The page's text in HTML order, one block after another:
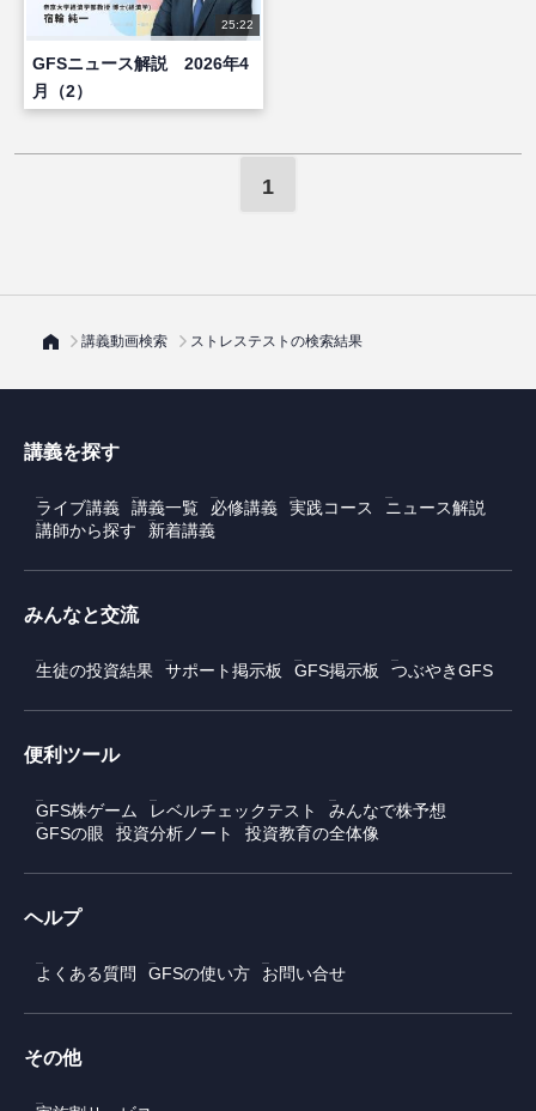
25:22
GFSニュース解説 2026年4
月（2）
1
講義動画検索 ストレステストの検索結果
講義を探す
ライブ講義 講義一覧 必修講義 実践コース
ニュース解説
講師から探す
新着講義
みんなと交流
生徒の投資結果 サポート掲示板 GFS掲示板 つぶやきGFS
便利ツール
GFS株ゲーム レベルチェックテスト
みんなで株予想
GFSの眼
投資分析ノート 投資教育の全体像
ヘルプ
よくある質問 GFSの使い方 お問い合せ
その他